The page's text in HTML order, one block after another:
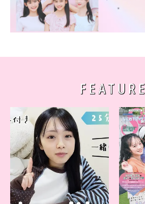
FEATURE